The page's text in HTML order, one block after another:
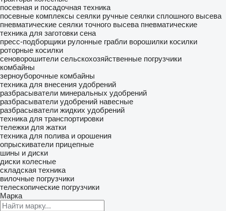
посевная и посадочная техника
посевные комплексы сеялки ручные сеялки сплошного высева
пневматические сеялки точного высева пневматические
техника для заготовки сена
пресс-подборщики рулонные грабли ворошилки косилки
роторные косилки
сеноворошители сельскохозяйственные погрузчики
комбайны
зерноуборочные комбайны
техника для внесения удобрений
разбрасыватели минеральных удобрений
разбрасыватели удобрений навесные
разбрасыватели жидких удобрений
техника для транспортировки
тележки для жатки
техника для полива и орошения
опрыскиватели прицепные
шины и диски
диски колесные
складская техника
вилочные погрузчики
телескопические погрузчики
Марка